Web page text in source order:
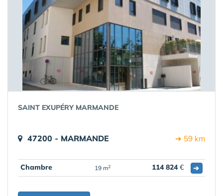
SAINT EXUPÉRY MARMANDE
47200 - MARMANDE ➔ 59 km
Chambre 19 m2 114 824€ ➔